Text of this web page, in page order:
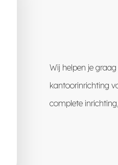
Wij helpen je
kantoorinrichting
complete